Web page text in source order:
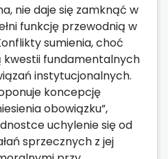
nie daje się zamknąć w
funkcję przewodnią w
sumienia, choć
kwestii fundamentalnych
instytucjonalnych.
koncepcję
obowiązku”,
uchylenie się od
sprzecznych z jej